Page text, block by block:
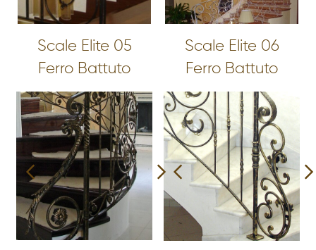
Scale Elite 05
Ferro Battuto
Scale Elite 06
Ferro Battuto